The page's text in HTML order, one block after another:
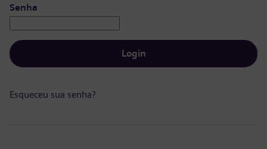
Senha
Login
Esqueceu sua senha?